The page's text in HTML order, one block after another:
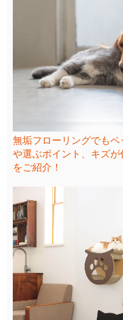
無垢フローリングでも
や選ぶポイント、キズ
をご紹介！